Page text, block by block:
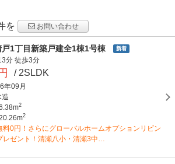
を
お問い合わせ
1丁目新築戸建全1棟1号棟 新着
分 徒歩3分
/ 2SLDK
年09月
造
2
2
料0円！さらにグローバルホームオプションリビン
レゼント！清瀬八小・清瀬3中…